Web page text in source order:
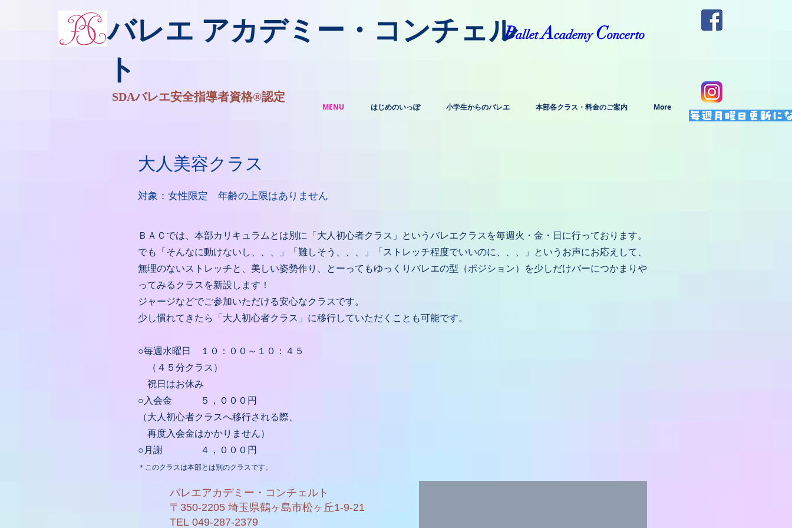
​BalletAcademyConcerto
バレエ アカデミー・コンチェル
ト
SDAバレエ安全指導者資格®認定
MENU
毎週月曜日更新に
はじめのいっぽ 小学生からのバレエ 本部各クラス・料金のご案内 More
大人美容クラス
対象：女性限定 年齢の上限はありません
ＢＡＣでは、本部カリキュラムとは別に「大人初心者クラス」というバレエクラスを毎週火・金・日に行っております。
でも「そんなに動けないし、、、」「難しそう、、、」「ストレッチ程度でいいのに、、、」というお声にお応えして、
無理のないストレッチと、美しい姿勢作り、とーってもゆっくりバレエの型（ポジション）を少しだけバーにつかまりや
ってみるクラスを新設します！
ジャージなどでご参加いただける安心なクラスです。
少し慣れてきたら「大人初心者クラス」に移行していただくことも可能です。
○毎週水曜日 １０：００～１０：４５
（４５分クラス）
祝日はお休み
○入会金 ５，０００円
（大人初心者クラスへ移行される際、
再度入会金はかかりません）
○月謝 ４，０００円
＊このクラスは本部とは別のクラスです。
バレエアカデミー・コンチェルト
〒350-2205 埼玉県鶴ヶ島市松ヶ丘1-9-21
TEL 049-287-2379